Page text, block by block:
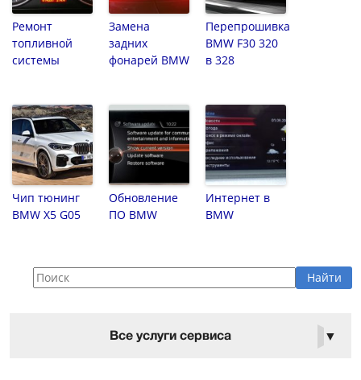
Ремонт
топливной
системы
Замена
задних
фонарей BMW
Перепрошивка
BMW F30 320
в 328
Чип тюнинг
BMW X5 G05
Обновление
ПО BMW
Интернет в
BMW
Все услуги сервиса ▼